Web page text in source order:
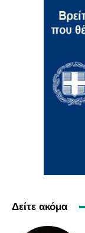
Δείτε ακόμα